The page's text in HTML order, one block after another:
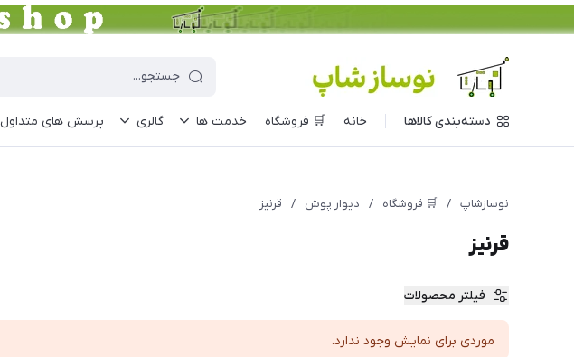
دسته‌بندی کالاها خانه 🛒 فروشگاه خدمت ها گالری پرسش های متداول
نوسازشاپ / 🛒 فروشگاه / دیوار پوش / قرنیز
قرنیز
فیلتر محصولات
موردی برای نمایش وجود ندارد.